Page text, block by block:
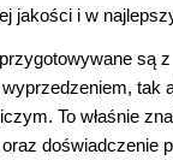
jakości i w
są z
tak
To właśnie
doświadczenie